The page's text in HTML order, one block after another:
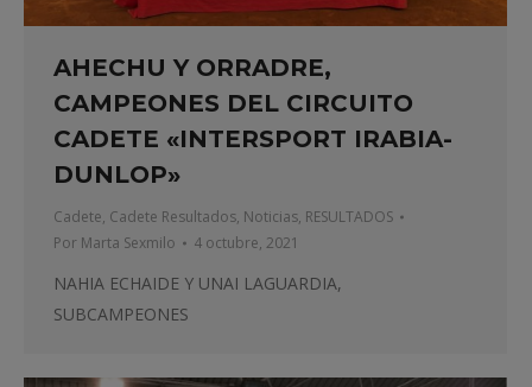
AHECHU Y ORRADRE,
CAMPEONES DEL CIRCUITO
CADETE «INTERSPORT IRABIA-
DUNLOP»
Cadete, Cadete Resultados, Noticias, RESULTADOS
Por Marta Sexmilo 4 octubre, 2021
NAHIA ECHAIDE Y UNAI LAGUARDIA,
SUBCAMPEONES